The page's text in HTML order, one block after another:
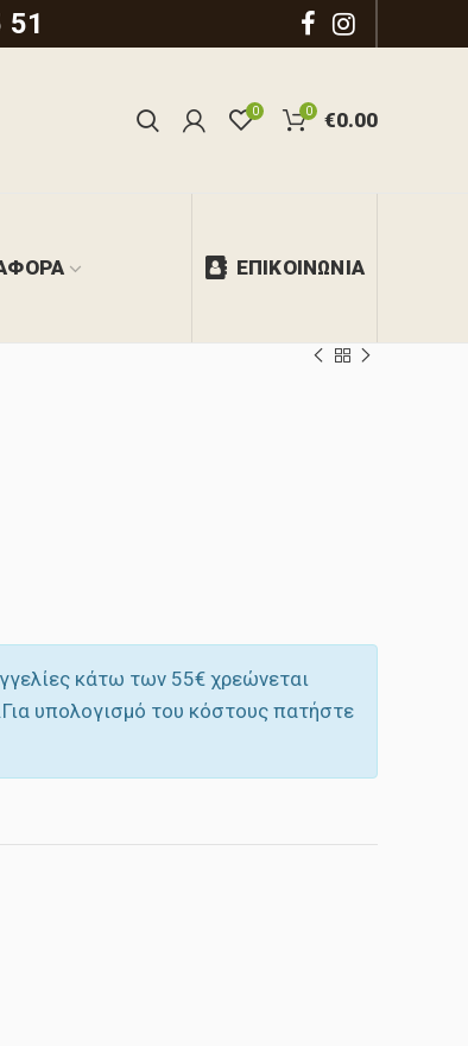
0 0 €0.00
ΕΠΙΚΟΙΝΩΝΙΑ
κάτω των 55‎€ χρεώνεται
υπολογισμό του κόστους πατήστε